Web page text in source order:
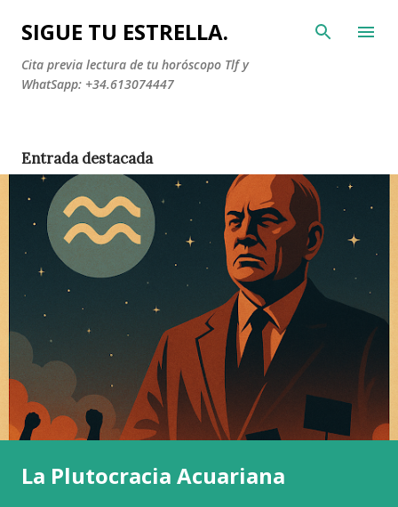
Ir al contenido principal
SIGUE TU ESTRELLA.
Cita previa lectura de tu horóscopo Tlf y
WhatSapp: +34.613074447
Entrada destacada
La Plutocracia Acuariana